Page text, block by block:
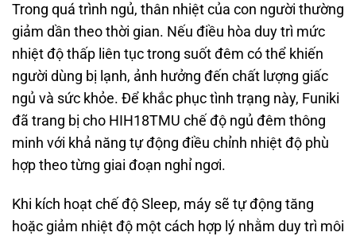
Trong quá trình ngủ, thân nhiệt của con người thường
giảm dần theo thời gian. Nếu điều hòa duy trì mức
nhiệt độ thấp liên tục trong suốt đêm có thể khiến
người dùng bị lạnh, ảnh hưởng đến chất lượng giấc
ngủ và sức khỏe. Để khắc phục tình trạng này, Funiki
đã trang bị cho HIH18TMU chế độ ngủ đêm thông
minh với khả năng tự động điều chỉnh nhiệt độ phù
hợp theo từng giai đoạn nghỉ ngơi.
Khi kích hoạt chế độ Sleep, máy sẽ tự động tăng
hoặc giảm nhiệt độ một cách hợp lý nhằm duy trì môi